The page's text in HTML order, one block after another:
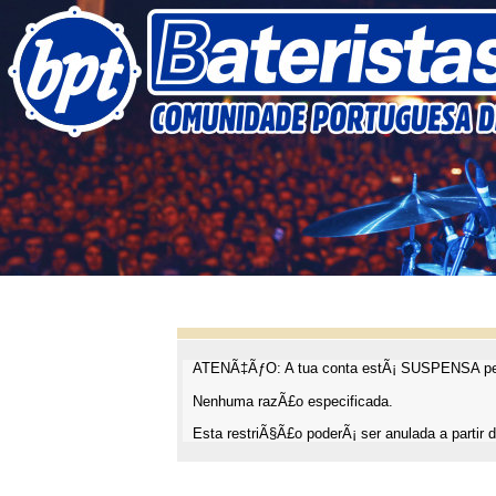
ATENÃ‡ÃƒO: A tua conta estÃ¡ SUSPENSA
Nenhuma razÃ£o especificada.
Esta restriÃ§Ã£o poderÃ¡ ser anulada a partir